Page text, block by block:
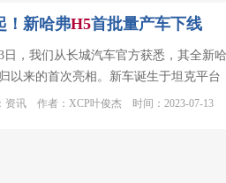
！新哈弗H5首批量产车下线
日，我们从长城汽车官方获悉，其全新
以来的首次亮相。新车诞生于坦克平
资讯 作者：XCP叶俊杰 时间：2023-07-13